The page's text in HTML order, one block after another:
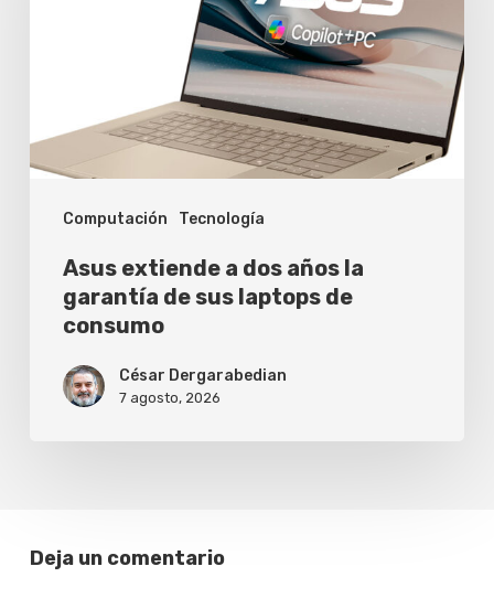
Computación Tecnología
de
laptops
consumo
Asus extiende a dos años la
garantía de sus laptops de
consumo
César Dergarabedian
7 agosto, 2026
Deja un comentario